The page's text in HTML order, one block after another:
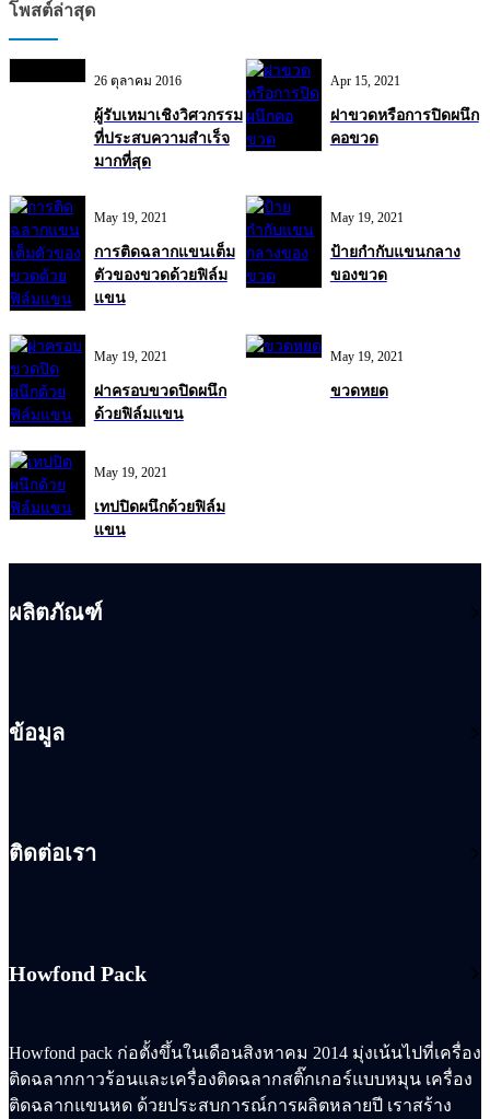
โพสต์ล่าสุด
26 ตุลาคม 2016
ผู้รับเหมาเชิงวิศวกรรม
ที่ประสบความสำเร็จ
มากที่สุด
Apr 15, 2021
ฝาขวดหรือการปิดผนึก
คอขวด
May 19, 2021
การติดฉลากแขนเต็ม
ตัวของขวดด้วยฟิล์ม
แขน
May 19, 2021
ป้ายกำกับแขนกลาง
ของขวด
May 19, 2021
ฝาครอบขวดปิดผนึก
ด้วยฟิล์มแขน
May 19, 2021
ขวดหยด
May 19, 2021
เทปปิดผนึกด้วยฟิล์ม
แขน
ผลิตภัณฑ์
ข้อมูล
ติดต่อเรา
Howfond Pack
Howfond pack ก่อตั้งขึ้นในเดือนสิงหาคม 2014 มุ่งเน้นไปที่เครื่อง
ติดฉลากกาวร้อนและเครื่องติดฉลากสติ๊กเกอร์แบบหมุน เครื่อง
ติดฉลากแขนหด ด้วยประสบการณ์การผลิตหลายปี เราสร้าง